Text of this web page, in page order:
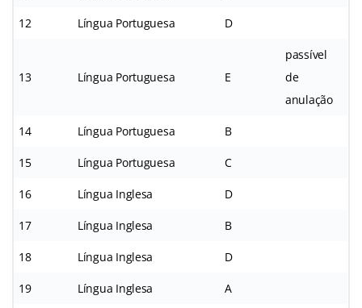
12 Língua Portuguesa D
13 Língua Portuguesa E
passível
de
anulação
14 Língua Portuguesa B
15 Língua Portuguesa C
16 Língua Inglesa D
17 Língua Inglesa B
18 Língua Inglesa D
19 Língua Inglesa A